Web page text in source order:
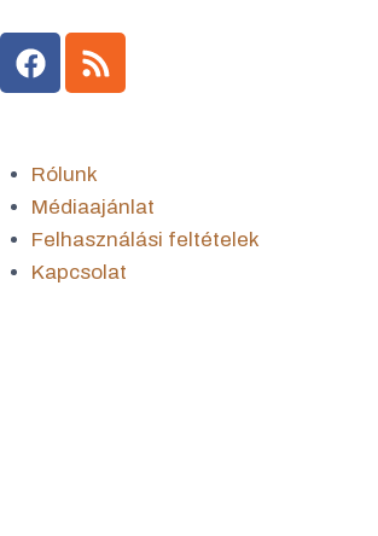
Rólunk
Médiaajánlat
Felhasználási feltételek
Kapcsolat